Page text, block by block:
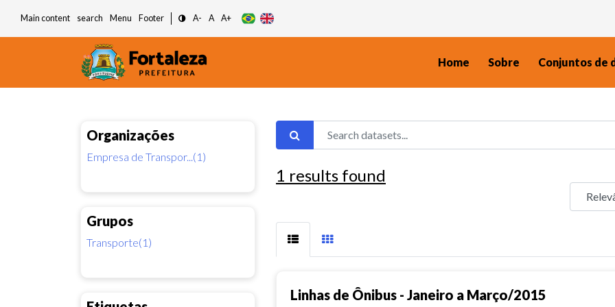
Main content search Menu Footer A- A A+
Home Sobre Conjuntos de
Organizações
Empresa de Transpor...(1)
Grupos
Transporte(1)
1 results found
Linhas de Ônibus - Janeiro a Março/2015